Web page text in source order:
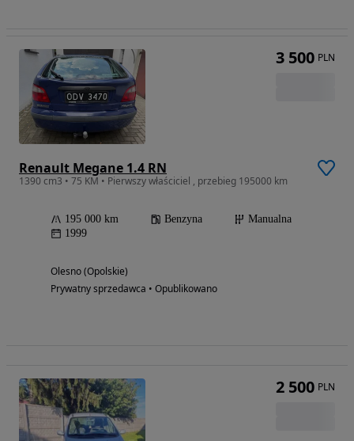
Renault Megane 1.4 RN
1390 cm3 • 75 KM • Pierwszy właściciel , przebieg 195000 km
195 000 km Benzyna
Manualna
1999
Olesno (Opolskie)
Prywatny sprzedawca • Opublikowano
3 500 PLN
2 500 PLN